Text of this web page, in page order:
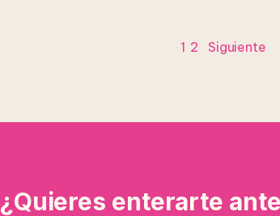
1 2 Siguiente
¿Quieres enterarte